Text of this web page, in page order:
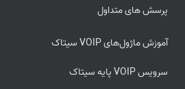
پرسش های متداول
آموزش ماژول‌های VOIP سیتاک
سرویس VOIP پایه سیتاک